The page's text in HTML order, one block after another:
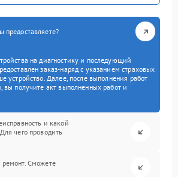
предоставляете?
на диагностику и последующий
заказ-наряд с указанием страховых
устройство. Далее, после выполнения работ
вы получите акт выполненных работ и
и какой
чего проводить
Сможете